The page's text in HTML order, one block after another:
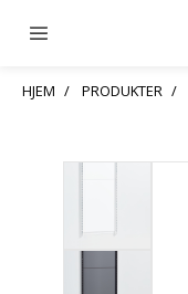
HJEM PRODUKTER